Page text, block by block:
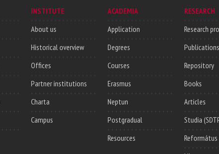
INSTITUTE
About us
Historical overview
Offices
Partner institutions
Charta
Campus
ACADEMIA
Application
Degrees
Courses
Erasmus
Neptun
Postgradual
Resources
RESEARCH
Research
Repository
Books
Articles
Studia
Református